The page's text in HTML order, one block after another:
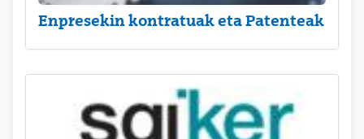
Enpresekin kontratuak eta Patenteak